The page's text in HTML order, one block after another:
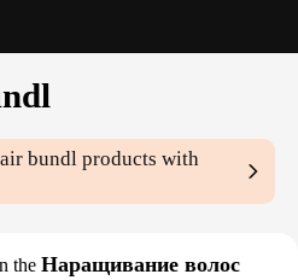
bundl products with
the Наращивание волос